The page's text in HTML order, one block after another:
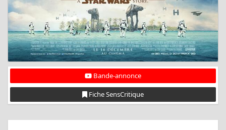
Bande-annonce
Fiche SensCritique